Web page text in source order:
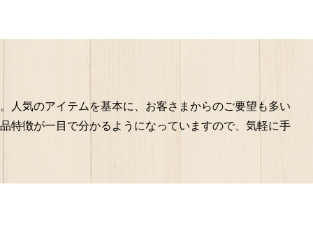
人気のアイテムを基本に、お客さまからのご要望も多い
特徴が一目で分かるようになっていますので、気軽に手